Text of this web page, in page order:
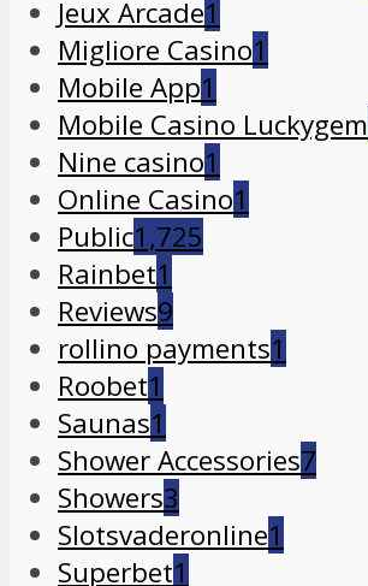
Jeux Arcade1
Migliore Casino1
Mobile App1
Mobile Casino Luckygem
Nine casino1
Online Casino1
Public1,725
Rainbet1
Reviews9
rollino payments1
Roobet1
Saunas1
Shower Accessories7
Showers3
Slotsvaderonline1
Superbet1